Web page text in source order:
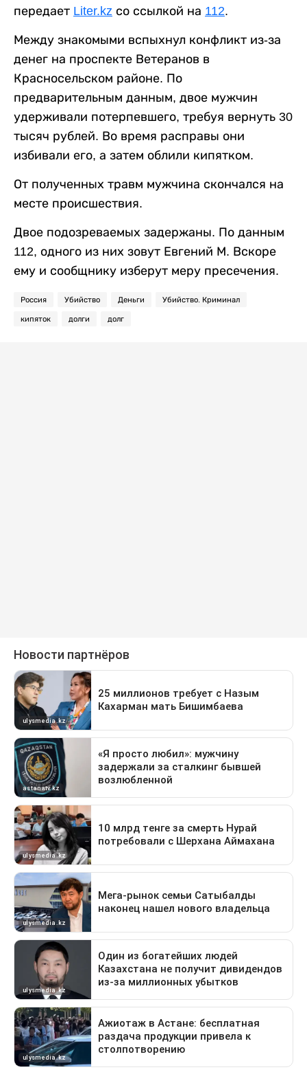
передает Liter.kz со ссылкой на 112.
Между знакомыми вспыхнул конфликт из-за
денег на проспекте Ветеранов в
Красносельском районе. По
предварительным данным, двое мужчин
удерживали потерпевшего, требуя вернуть 30
тысяч рублей. Во время расправы они
избивали его, а затем облили кипятком.
От полученных травм мужчина скончался на
месте происшествия.
Двое подозреваемых задержаны. По данным
112, одного из них зовут Евгений М. Вскоре
ему и сообщнику изберут меру пресечения.
Россия Убийство Деньги Убийство. Криминал
кипяток долги долг